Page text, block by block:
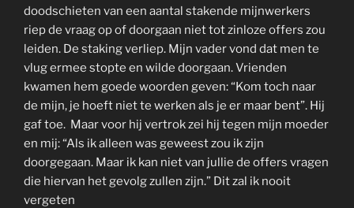
doodschieten van een aantal stakende mijnwerkers
riep de vraag op of doorgaan niet tot zinloze offers zou
leiden. De staking verliep. Mijn vader vond dat men te
vlug ermee stopte en wilde doorgaan. Vrienden
kwamen hem goede woorden geven: “Kom toch naar
de mijn, je hoeft niet te werken als je er maar bent”. Hij
gaf toe. Maar voor hij vertrok zei hij tegen mijn moeder
en mij: “Als ik alleen was geweest zou ik zijn
doorgegaan. Maar ik kan niet van jullie de offers vragen
die hiervan het gevolg zullen zijn.” Dit zal ik nooit
vergeten